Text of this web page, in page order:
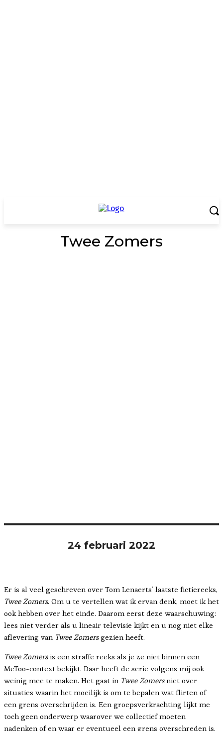
Twee Zomers
24 februari 2022
Er is al veel geschreven over Tom Lenaerts’ laatste fictiereeks,
Twee Zomers. Om u te vertellen wat ik ervan denk, moet ik het
ook hebben over het einde. Daarom eerst deze waarschuwing:
lees niet verder als u lineair televisie kijkt en u nog niet elke
aflevering van Twee Zomersgezien heeft.
Twee Zomersis een straffe reeks als je ze niet binnen een
MeToo-context bekijkt. Daar heeft de serie volgens mij ook
weinig mee te maken. Het gaat in Twee Zomersniet over
situaties waarin het moeilijk is om te bepalen wat flirten of
een grens overschrijden is. Een groepsverkrachting lijkt me
toch geen onderwerp waarover we collectief moeten
nadenken of en waar er eventueel een grens overschreden is.